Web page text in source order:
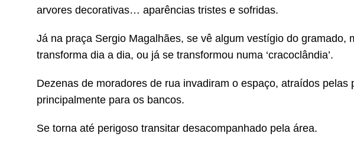
arvores decorativas… aparências tristes e sofridas.
Já na praça Sergio Magalhães, se vê algum vestígio do gramado,
transforma dia a dia, ou já se transformou numa ‘cracoclândia’.
Dezenas de moradores de rua invadiram o espaço, atraídos
principalmente para os bancos.
Se torna até perigoso transitar desacompanhado pela área.